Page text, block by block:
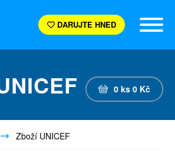
DARUJTE HNED
0 ks 0 Kč
Zboží UNICEF